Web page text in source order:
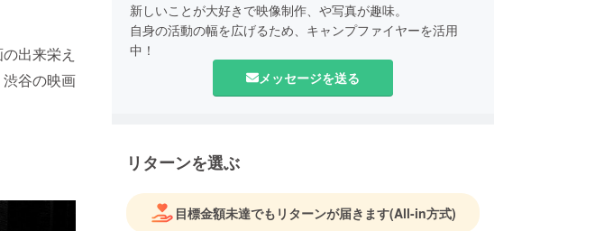
出来栄え
谷の映画
新しいことが大好きで映像制作、や写真が趣味。
自身の活動の幅を広げるため、キャンプファイヤーを活用
中！
メッセージを送る
リターンを選ぶ
目標金額未達でもリターンが届きます(All-in方式)